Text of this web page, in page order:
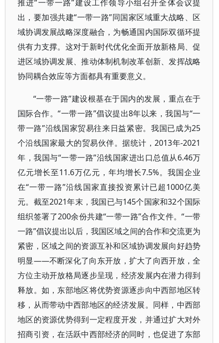
推进“一带一路”建设工作领导小组召开全体会议提
出，要加强共建“一带一路”同国家区域重大战略、区
域协调发展战略深度融合，为畅通国内国际双循环提
供有力支撑。这对于新时代优化全面开放新格局、促
进区域协调发展、推动体制机制改革创新、发挥战略
协同耦合效应等方面都具有重要意义。
“一带一路”建设根基在于国内的发展，重点在于
国际合作。“一带一路”倡议提出8年以来，我国与“一
带一路”沿线国家贸易往来日益紧密。我国已成为25
个沿线国家最大的贸易伙伴。据统计，2013年-2021
年，我国与“一带一路”沿线国家进出口总值从6.46万
亿元增长至11.6万亿元，年均增长7.5%。我国企业
在“一带一路”沿线国家直接投资累计已超1000亿美
元。截至2021年末，我国已与145个国家和32个国际
组织签署了200余份共建“一带一路”合作文件。“一带
一路”倡议提出以后，我国区域之间的合作和交流更为
紧密，区域之间的资源互补和区域协调发展向好趋势
明显——不断深化了向东开放，扩大了向西开放，全
方位主动开放格局逐步呈现，经济发展内在潜力得到
释放。如，东部地区将优势资源逐步向中西部地区转
移，从而带动中西部地区的经济发展。同样，中西部
地区的资源优势得到一定程度开发，并通过扩大对外
招商引资，在活跃中西部经济的同时，也促进了东部